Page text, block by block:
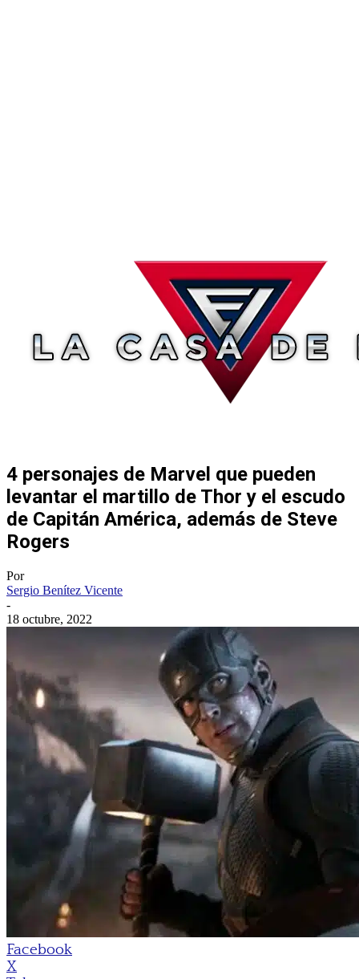
4 personajes de Marvel que pueden
levantar el martillo de Thor y el escudo
de Capitán América, además de Steve
Rogers
Por
Sergio Benítez Vicente
-
18 octubre, 2022
Facebook
X